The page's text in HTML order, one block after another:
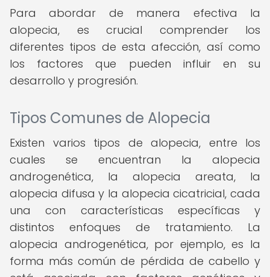
Para abordar de manera efectiva la
alopecia, es crucial comprender los
diferentes tipos de esta afección, así como
los factores que pueden influir en su
desarrollo y progresión.
Tipos Comunes de Alopecia
Existen varios tipos de alopecia, entre los
cuales se encuentran la alopecia
androgenética, la alopecia areata, la
alopecia difusa y la alopecia cicatricial, cada
una con características específicas y
distintos enfoques de tratamiento. La
alopecia androgenética, por ejemplo, es la
forma más común de pérdida de cabello y